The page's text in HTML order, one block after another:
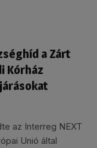
a Zárt
Kórház
az Interreg NEXT
Unió által